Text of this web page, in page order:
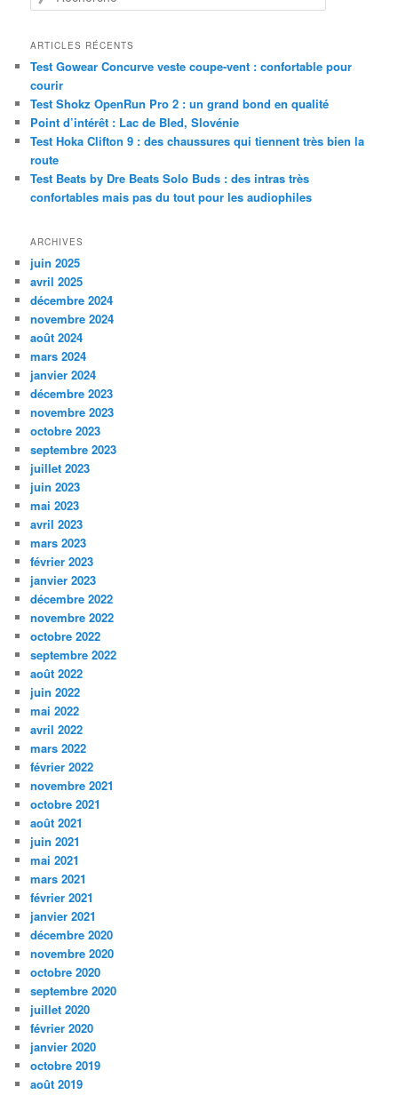
e
h
r
c
h
e
ARTICLES RÉCENTS
Test Gowear Concurve veste coupe-vent : confortable pour
courir
Test Shokz OpenRun Pro 2 : un grand bond en qualité
Point d’intérêt : Lac de Bled, Slovénie
Test Hoka Clifton 9 : des chaussures qui tiennent très bien la
route
Test Beats by Dre Beats Solo Buds : des intras très
confortables mais pas du tout pour les audiophiles
ARCHIVES
juin 2025
avril 2025
décembre 2024
novembre 2024
août 2024
mars 2024
janvier 2024
décembre 2023
novembre 2023
octobre 2023
septembre 2023
juillet 2023
juin 2023
mai 2023
avril 2023
mars 2023
février 2023
janvier 2023
décembre 2022
novembre 2022
octobre 2022
septembre 2022
août 2022
juin 2022
mai 2022
avril 2022
mars 2022
février 2022
novembre 2021
octobre 2021
août 2021
juin 2021
mai 2021
mars 2021
février 2021
janvier 2021
décembre 2020
novembre 2020
octobre 2020
septembre 2020
juillet 2020
février 2020
janvier 2020
octobre 2019
août 2019